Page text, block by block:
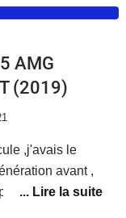
AMG
(2019)
,j'avais le
avant ,
pour un petit